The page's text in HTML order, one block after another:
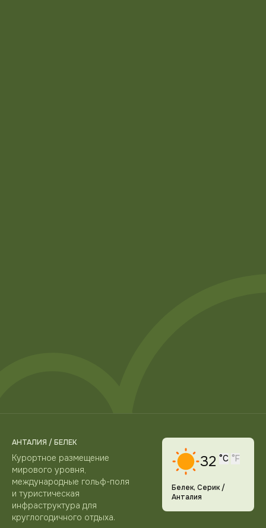
АНТАЛИЯ / БЕЛЕК
Курортное размещение
мирового уровня,
международные гольф-поля
и туристическая
инфраструктура для
круглогодичного отдыха.
32 °C °F
Белек, Серик /
Анталия